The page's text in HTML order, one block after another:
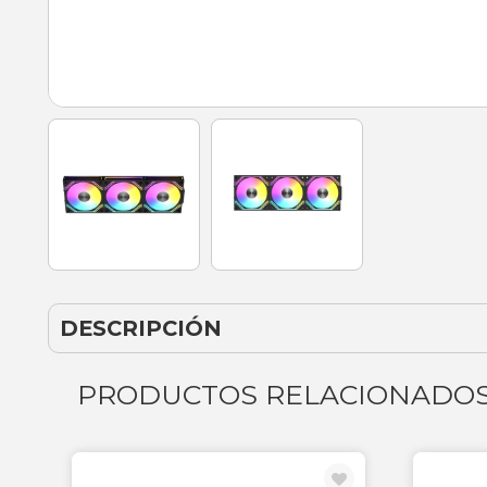
DESCRIPCIÓN
PRODUCTOS